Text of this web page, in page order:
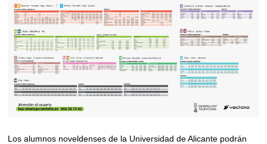
Los alumnos noveldenses de la Universidad de Alicante podrán